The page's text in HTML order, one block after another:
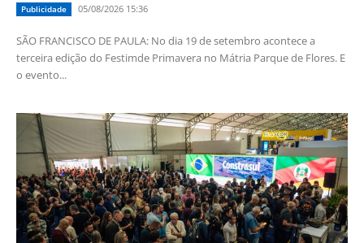
Publicidade 05/08/2026 15:36
SÃO FRANCISCO DE PAULA: No dia 19 de setembro acontece a
terceira edição do Festimde Primavera no Mátria Parque de Flores. E
o evento...